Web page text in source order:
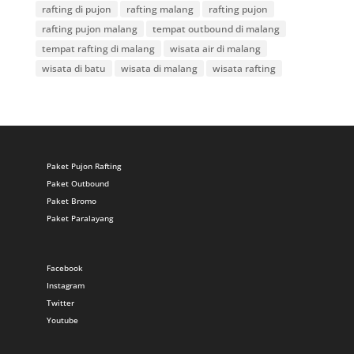
rafting di pujon rafting malang
rafting pujon
rafting pujon malang
tempat outbound di malang
tempat rafting di malang
wisata air di malang
wisata di batu
wisata di malang wisata rafting
Paket Pujon Rafting
Paket Outbound
Paket Bromo
Paket Paralayang
Facebook
Instagram
Twitter
Youtube